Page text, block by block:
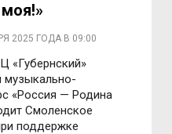
2025 ГОДА В 09:00
«Губернский»
музыкально-
«Россия — Родина
Смоленское
поддержке